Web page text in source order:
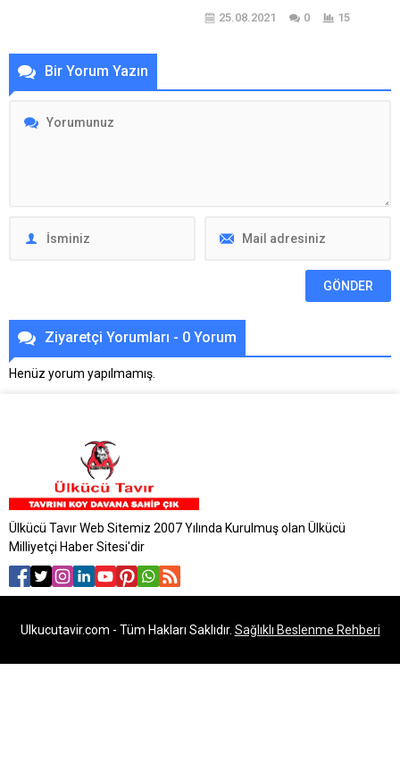
25.08.2021 0 15
Bir Yorum Yazın
Ziyaretçi Yorumları - 0 Yorum
Henüz yorum yapılmamış.
Ülkücü Tavır Web Sitemiz 2007 Yılında Kurulmuş olan Ülkücü
Milliyetçi Haber Sitesi'dir
Ulkucutavir.com - Tüm Hakları Saklıdır. Sağlıklı Beslenme Rehberi